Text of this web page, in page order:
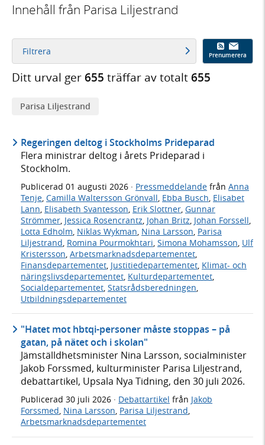
Innehåll från Parisa Liljestrand
Filtrera Prenumerera
Ditt urval ger655 träffar av totalt655
Parisa Liljestrand
Regeringen deltog i Stockholms Prideparad
Flera ministrar deltog i årets Prideparad i
Stockholm.
Publicerad 01 augusti 2026 · Pressmeddelande från Anna
Tenje Camilla Waltersson Grönvall Ebba Busch Elisabet
Lann Elisabeth Svantesson Erik Slottner Gunnar
Strömmer Jessica Rosencrantz Johan Britz Johan Forssell
Lotta Edholm Niklas Wykman Nina Larsson Parisa
Liljestrand Romina Pourmokhtari Simona Mohamsson Ulf
Kristersson Arbetsmarknadsdepartementet
Finansdepartementet Justitiedepartementet Klimat- och
näringslivsdepartementet Kulturdepartementet
Socialdepartementet Statsrådsberedningen
Utbildningsdepartementet
"Hatet mot hbtqi-personer måste stoppas – på
gatan, på nätet och i skolan"
Jämställdhetsminister Nina Larsson, socialminister
Jakob Forssmed, kulturminister Parisa Liljestrand,
debattartikel, Upsala Nya Tidning, den 30 juli 2026.
Publicerad 30 juli 2026 · Debattartikel från Jakob
Forssmed, Nina Larsson, Parisa Liljestrand,
Arbetsmarknadsdepartementet